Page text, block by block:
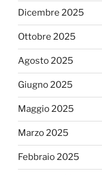
Dicembre 2025
Ottobre 2025
Agosto 2025
Giugno 2025
Maggio 2025
Marzo 2025
Febbraio 2025